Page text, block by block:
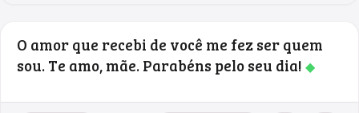
O amor que recebi de você me fez ser quem
sou. Te amo, mãe. Parabéns pelo seu dia! ◆